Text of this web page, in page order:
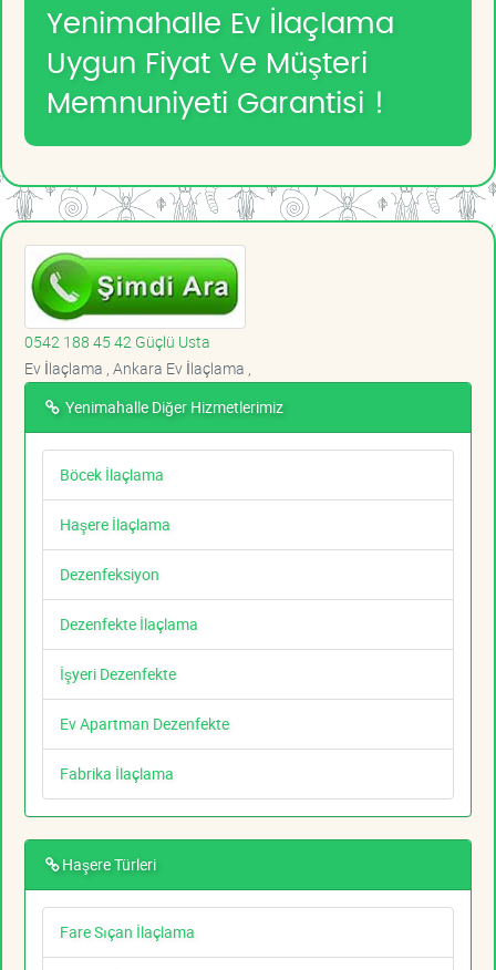
Yenimahalle Ev İlaçlama
Uygun Fiyat Ve Müşteri
Memnuniyeti Garantisi !
0542 188 45 42 Güçlü Usta
Ev İlaçlama , Ankara Ev İlaçlama ,
Yenimahalle Diğer Hizmetlerimiz
Böcek İlaçlama
Haşere İlaçlama
Dezenfeksiyon
Dezenfekte İlaçlama
İşyeri Dezenfekte
Ev Apartman Dezenfekte
Fabrika İlaçlama
Haşere Türleri
Fare Sıçan İlaçlama